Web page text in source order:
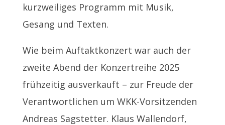
kurzweiliges Programm mit Musik,
Gesang und Texten.
Wie beim Auftaktkonzert war auch der
zweite Abend der Konzertreihe 2025
frühzeitig ausverkauft – zur Freude der
Verantwortlichen um WKK-Vorsitzenden
Andreas Sagstetter. Klaus Wallendorf,